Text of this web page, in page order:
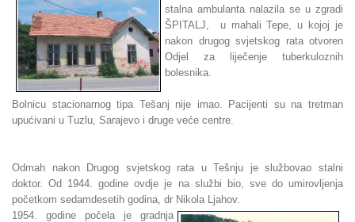
stalna ambulanta nalazila se u zgradi
ŠPITALJ, u mahali Tepe, u kojoj je
nakon drugog svjetskog rata otvoren
Odjel za liječenje tuberkuloznih
bolesnika.
Bolnicu stacionarnog tipa Tešanj nije imao. Pacijenti su na tretman
upućivani u Tuzlu, Sarajevo i druge veće centre.
Odmah nakon Drugog svjetskog rata u Tešnju je službovao stalni
doktor. Od 1944. godine ovdje je na službi bio, sve do umirovljenja
početkom sedamdesetih godina, dr Nikola Ljahov.
1954. godine počela je gradnja